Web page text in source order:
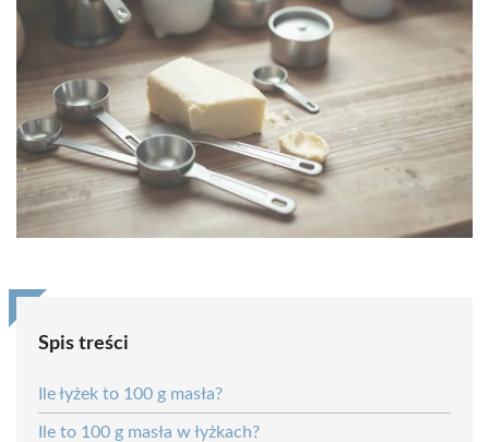
Spis treści
Ile łyżek to 100 g masła?
Ile to 100 g masła w łyżkach?